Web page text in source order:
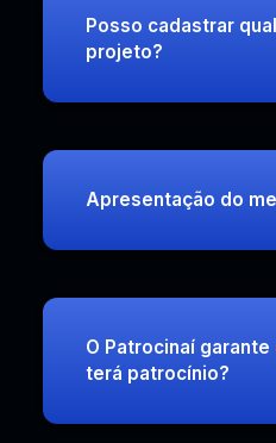
Posso cadastrar
projeto?
Apresentação do
O Patrocinaí
terá patrocínio?